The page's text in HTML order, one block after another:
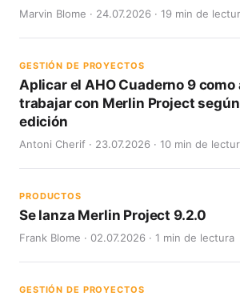
Marvin Blome · 24.07.2026 · 19 min de
GESTIÓN DE PROYECTOS
Aplicar el AHO Cuaderno 9
trabajar con Merlin Project según
edición
Antoni Cherif · 23.07.2026 · 10 min de
PRODUCTOS
Se lanza Merlin Project 9.2.0
Frank Blome · 02.07.2026 · 1 min de lectura
GESTIÓN DE PROYECTOS